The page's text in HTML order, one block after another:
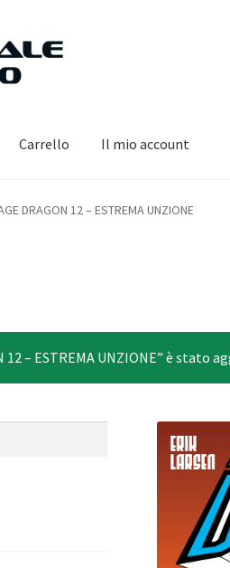
Carrello Il mio account
DRAGON 12 – ESTREMA UNZIONE
12 – ESTREMA UNZIONE” è stato